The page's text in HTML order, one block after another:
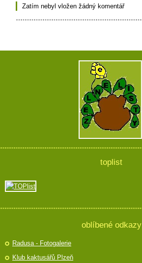
Zatím nebyl vložen žádný komentář
toplist
oblíbené odkazy
Radusa - Fotogalerie
Klub kaktusářů Plzeň